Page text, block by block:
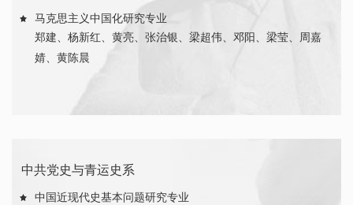
马克思主义中国化研究专业
郑建、杨新红、黄亮、张治银、梁超伟、邓阳 、梁莹、 周嘉
婧、黄陈晨
中共党史与青运史系
中国近现代史基本问题研究专业